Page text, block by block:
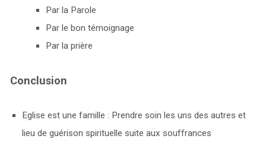
Par la Parole
Par le bon témoignage
Par la prière
Conclusion
Eglise est une famille : Prendre soin les uns des autres et
lieu de guérison spirituelle suite aux souffrances